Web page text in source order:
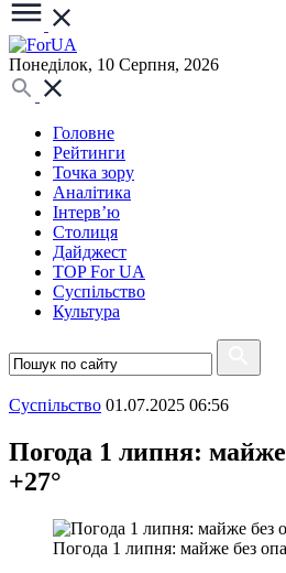
Понеділок, 10 Серпня, 2026
Головне
Рейтинги
Точка зору
Аналітика
Інтерв’ю
Столиця
Дайджест
TOP For UA
Суспiльство
Культура
Суспiльство 01.07.2025 06:56
Погода 1 липня: майже
+27°
Погода 1 липня: майже без